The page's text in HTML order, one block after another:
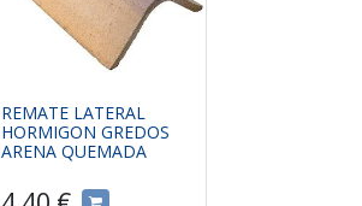
REMATE LATERAL
HORMIGON GREDOS
ARENA QUEMADA